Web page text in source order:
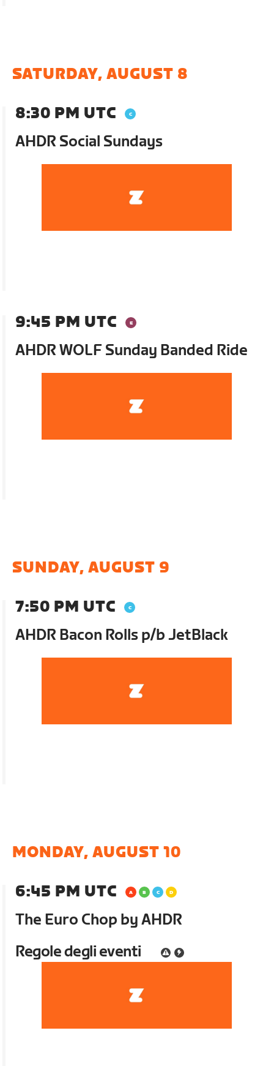
SATURDAY, AUGUST 8
8:30 PM UTC
AHDR Social Sundays
9:45 PM UTC
AHDR WOLF Sunday Banded Ride
SUNDAY, AUGUST 9
7:50 PM UTC
AHDR Bacon Rolls p/b JetBlack
MONDAY, AUGUST 10
6:45 PM UTC
The Euro Chop by AHDR
Regole degli eventi